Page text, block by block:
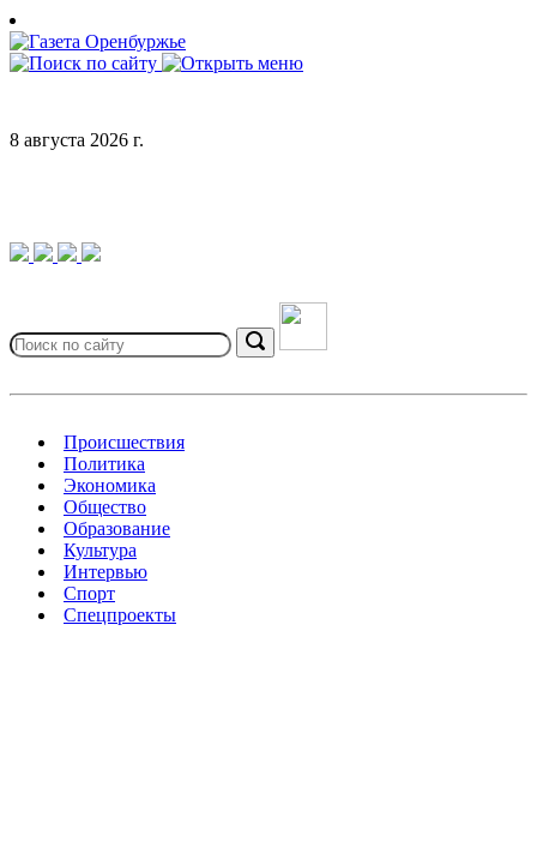
Skip
to
content
8 августа 2026 г.
for:
Search
Происшествия
Политика
Экономика
Общество
Образование
Культура
Интервью
Спорт
Спецпроекты